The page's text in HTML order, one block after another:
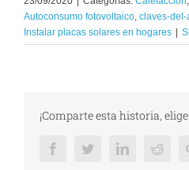
Autoconsumo fotovoltaico, claves-del-
Instalar placas solares en hogares
¡Comparte esta historia,
FacebookTwitterLinkedIn